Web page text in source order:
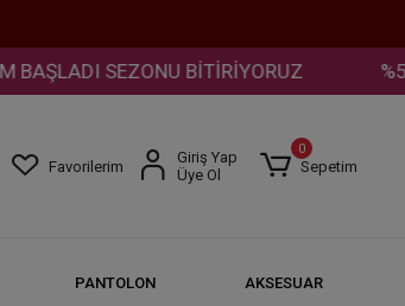
BİTİRİYORUZ %50 İNDİRİM
Favorilerim
Giriş Yap
Üye Ol
0
Sepetim
PANTOLON AKSESUAR